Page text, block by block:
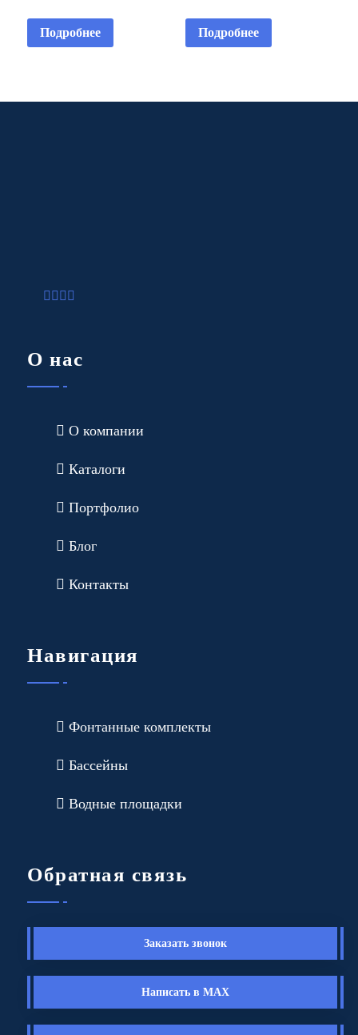
Подробнее Подробнее
О нас
О компании
Каталоги
Портфолио
Блог
Контакты
Навигация
Фонтанные комплекты
Бассейны
Водные площадки
Обратная связь
Заказать звонок
Написать в MAX